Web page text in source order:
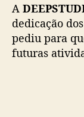
A
dedicação
pediu para
futuras